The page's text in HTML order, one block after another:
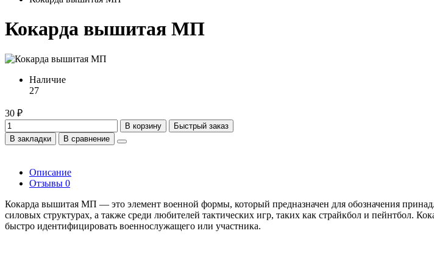
Кокарда вышитая МП
Наличие
27
30 ₽
В корзину
Быстрый заказ
В закладки
В сравнение
Описание
Отзывы 0
Кокарда вышитая МП — это элемент военной формы, который предназначен для обозначения
силовых структурах, а также среди любителей тактических игр, таких как страйкбол и пейнтбол.
быстро идентифицировать военнослужащего или участника.